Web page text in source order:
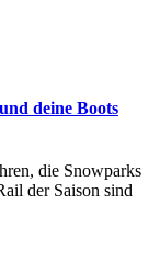
deine Boots
die Snowparks
der Saison sind